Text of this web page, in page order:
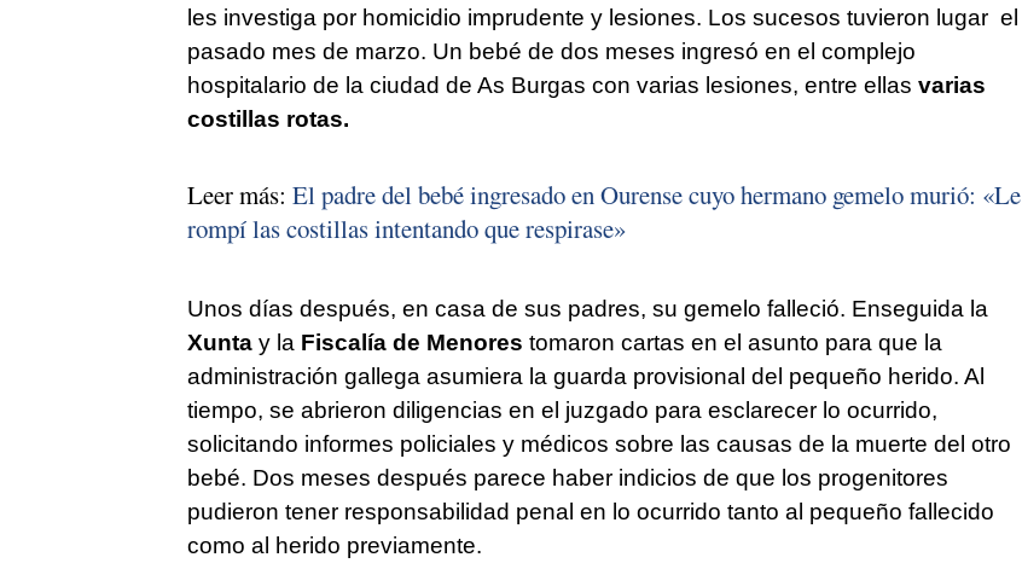
les investiga por homicidio imprudente y lesiones. Los sucesos tuvieron lugar el
pasado mes de marzo. Un bebé de dos meses ingresó en el complejo
hospitalario de la ciudad de As Burgas con varias lesiones, entre ellas varias
costillas rotas.
Leer más: El padre del bebé ingresado en Ourense cuyo hermano gemelo murió: «Le
rompí las costillas intentando que respirase»
Unos días después, en casa de sus padres, su gemelo falleció. Enseguida la
Xuntay la Fiscalía de Menores tomaron cartas en el asunto para que la
administración gallega asumiera la guarda provisional del pequeño herido. Al
tiempo, se abrieron diligencias en el juzgado para esclarecer lo ocurrido,
solicitando informes policiales y médicos sobre las causas de la muerte del otro
bebé. Dos meses después parece haber indicios de que los progenitores
pudieron tener responsabilidad penal en lo ocurrido tanto al pequeño fallecido
como al herido previamente.